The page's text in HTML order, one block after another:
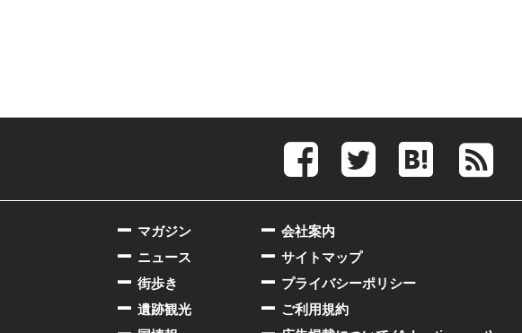
会社案内
サイトマップ
プライバシーポリシー
ご利用規約
マガジン
ニュース
街歩き
遺跡観光